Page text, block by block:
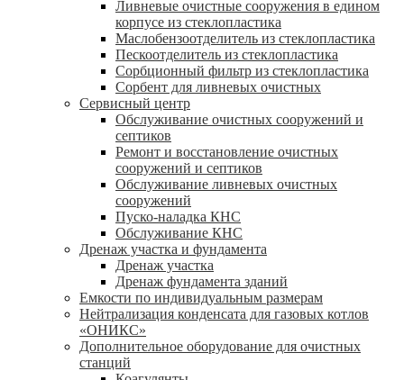
Ливневые очистные сооружения в едином
корпусе из стеклопластика
Маслобензоотделитель из стеклопластика
Пескоотделитель из стеклопластика
Сорбционный фильтр из стеклопластика
Сорбент для ливневых очистных
Сервисный центр
Обслуживание очистных сооружений и
септиков
Ремонт и восстановление очистных
сооружений и септиков
Обслуживание ливневых очистных
сооружений
Пуско-наладка КНС
Обслуживание КНС
Дренаж участка и фундамента
Дренаж участка
Дренаж фундамента зданий
Емкости по индивидуальным размерам
Нейтрализация конденсата для газовых котлов
«ОНИКС»
Дополнительное оборудование для очистных
станций